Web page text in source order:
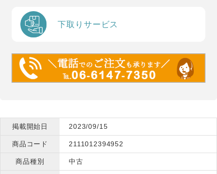
下取りサービス
掲載開始日 2023/09/15
商品コード 2111012394952
商品種別 中古